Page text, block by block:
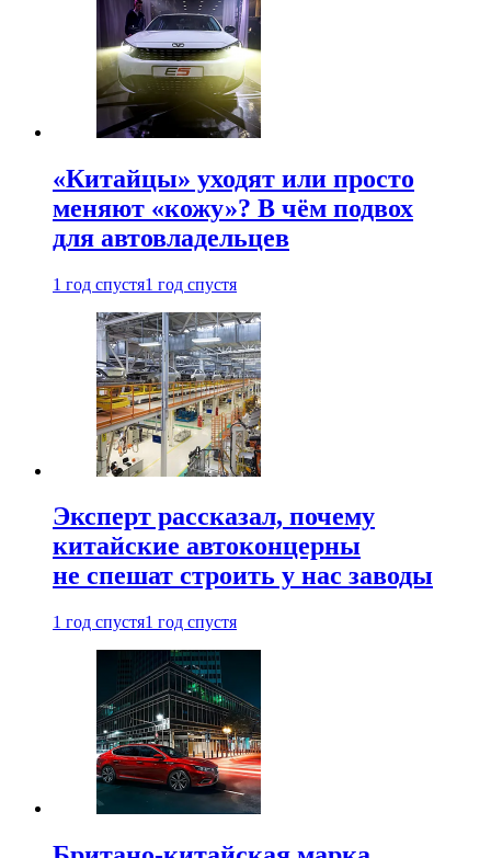
«Китайцы» уходят или просто
меняют «кожу»? В чём подвох
для автовладельцев
1 год спустя1 год спустя
Эксперт рассказал, почему
китайские автоконцерны
не спешат строить у нас заводы
1 год спустя1 год спустя